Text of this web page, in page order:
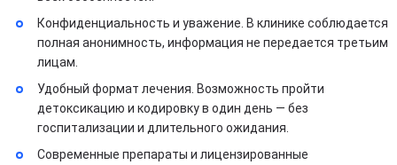
Конфиденциальность и уважение. В клинике соблюдается
полная анонимность, информация не передается третьим
лицам.
Удобный формат лечения. Возможность пройти
детоксикацию и кодировку в один день — без
госпитализации и длительного ожидания.
Современные препараты и лицензированные